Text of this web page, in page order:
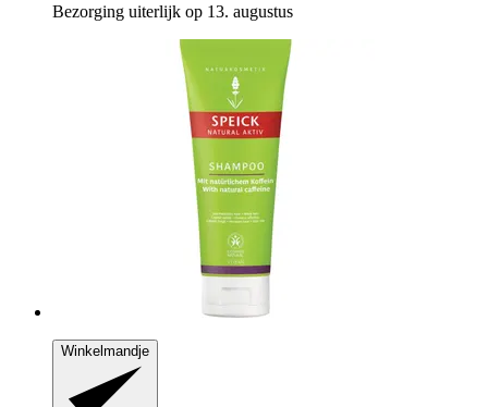
Bezorging uiterlijk op 13. augustus
Winkelmandje